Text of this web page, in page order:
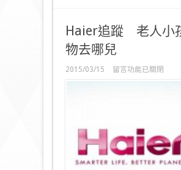
Haier追蹤 老人小
物去哪兒
2015/03/15
在
孩
寵
物
留言功能已關閉